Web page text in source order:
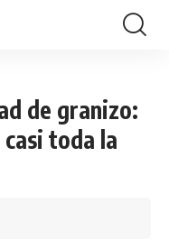
de granizo:
toda la